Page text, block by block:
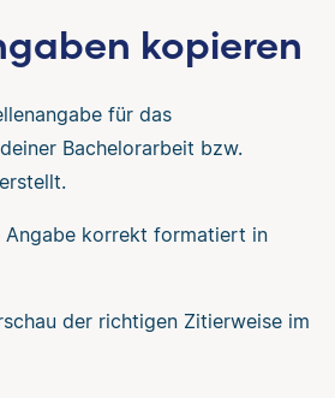
kopieren
für das
Bachelorarbeit bzw.
Angabe korrekt formatiert in
der richtigen Zitierweise im